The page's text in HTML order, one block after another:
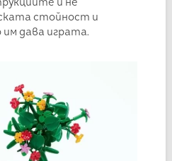
стойност и
дава играта.